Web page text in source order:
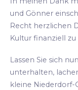
und Gönner
Recht herzlichen
Kultur finanziell
Lassen Sie sich
unterhalten,
kleine